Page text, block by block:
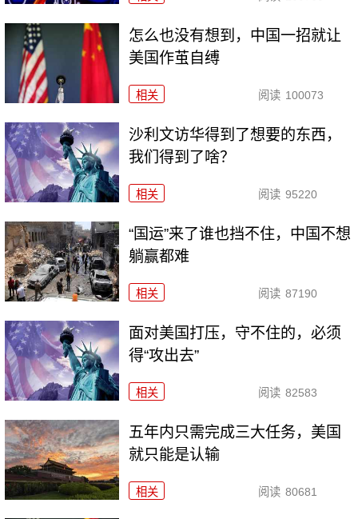
怎么也没有想到，中国一招就让
美国作茧自缚
相关 阅读 100073
沙利文访华得到了想要的东西，
我们得到了啥？
相关 阅读 95220
“国运”来了谁也挡不住，中国不想
躺赢都难
相关 阅读 87190
面对美国打压，守不住的，必须
得“攻出去”
相关 阅读 82583
五年内只需完成三大任务，美国
就只能是认输
相关 阅读 80681